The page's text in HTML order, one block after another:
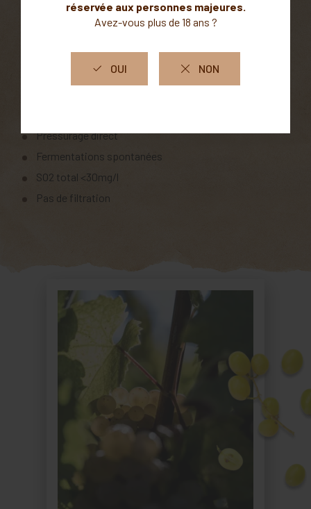
Sol argilo-calcaire
Altitude 600m
Pressurage direct
Fermentations spontanées
SO2 total <30mg/l
Pas de filtration